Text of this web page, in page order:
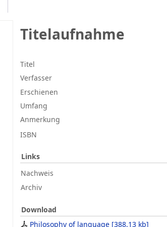
Titelaufnahme
Titel
Verfasser
Erschienen
Umfang
Anmerkung
ISBN
Links
Nachweis
Archiv
Download
Philosophy of language [388,13 kb]